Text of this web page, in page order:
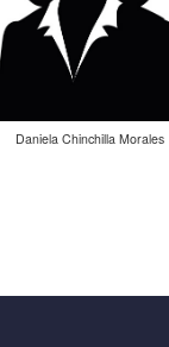
Daniela Chinchilla Morales